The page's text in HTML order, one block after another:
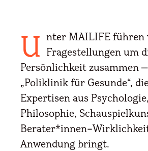
U
nter MAILIFE führen
Fragestellungen um
Persönlichkeit zusammen
„Poliklinik für Gesunde“,
Expertisen aus
Philosophie,
Berater*innen-
Anwendung bringt.